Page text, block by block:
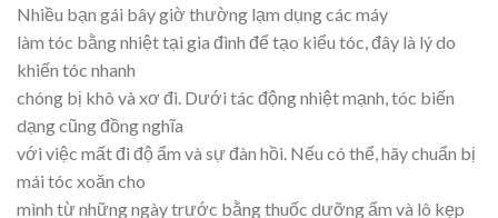
Nhiều bạn gái bây giờ thường lạm dụng các máy
làm tóc bằng nhiệt tại gia đình để tạo kiểu tóc, đây là lý do
khiến tóc nhanh
chóng bị khô và xơ đi. Dưới tác động nhiệt mạnh, tóc biến
dạng cũng đồng nghĩa
với việc mất đi độ ẩm và sự đàn hồi. Nếu có thể, hãy chuẩn bị
mái tóc xoăn cho
mình từ những ngày trước bằng thuốc dưỡng ẩm và lô kẹp